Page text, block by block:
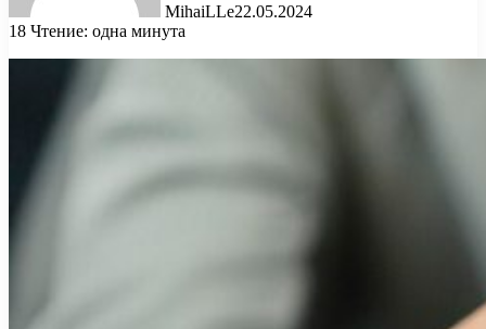
MihaiLLe22.05.2024
18 Чтение: одна минута